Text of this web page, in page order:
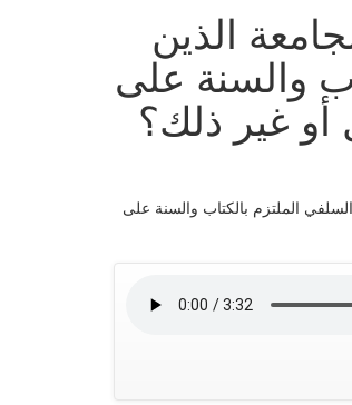
الذين
والسنة على
أو غير ذلك؟
الملتزم بالكتاب والسنة على